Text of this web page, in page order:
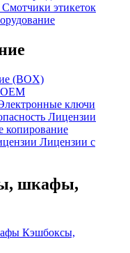
Смотчики этикеток
(BOX)
ключи
Лицензии
копирование
Лицензии с
шкафы,
Кэшбоксы,